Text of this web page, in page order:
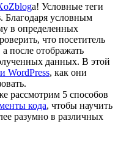
a! Условные теги
. Благодаря условным
в определенных
что посетитель
после отображать
данных. В этой
WordPress, как они
рассмотрим 5 способов
кода, чтобы научить
разумно в различных